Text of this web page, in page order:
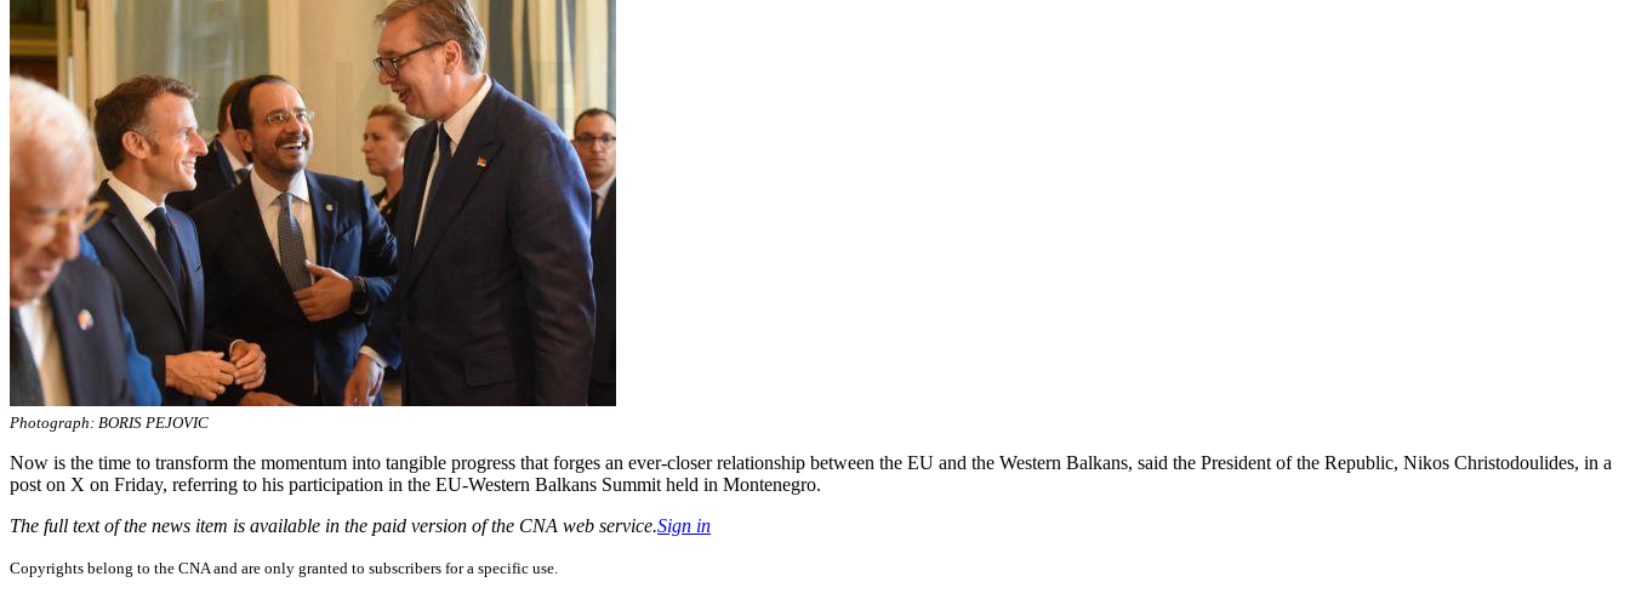
Photograph: BORIS PEJOVIC
Now is the time to transform the momentum into tangible progress that forges an ever-closer relationship between the EU and the Western Balkans, said the President of the Republic, Nikos Christodoulides, in a
post on X on Friday, referring to his participation in the EU-Western Balkans Summit held in Montenegro.
The full text of the news item is available in the paid version of the CNA web service.Sign in
Copyrights belong to the CNA and are only granted to subscribers for a specific use.